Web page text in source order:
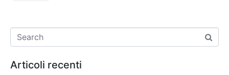
Articoli recenti